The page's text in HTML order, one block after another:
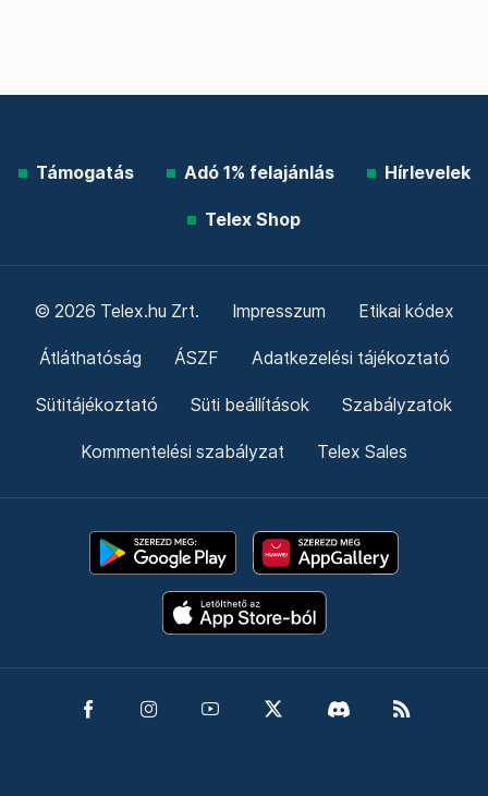
Támogatás Adó 1% felajánlás Hírlevelek
Telex Shop
© 2026 Telex.hu Zrt. Impresszum Etikai kódex
Átláthatóság ÁSZF Adatkezelési tájékoztató
Sütitájékoztató Süti beállítások Szabályzatok
Kommentelési szabályzat Telex Sales